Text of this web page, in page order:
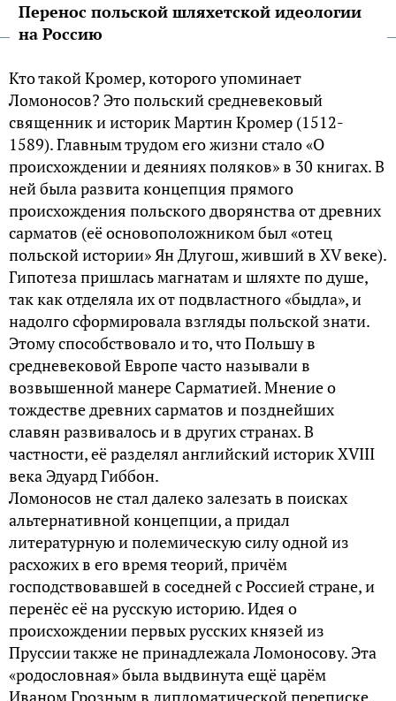
Перенос польской шляхетской идеологии
на Россию
Кто такой Кромер, которого упоминает
Ломоносов? Это польский средневековый
священник и историк Мартин Кромер (1512-
1589). Главным трудом его жизни стало «О
происхождении и деяниях поляков» в 30 книгах. В
ней была развита концепция прямого
происхождения польского дворянства от древних
сарматов (её основоположником был «отец
польской истории» Ян Длугош, живший в XV веке).
Гипотеза пришлась магнатам и шляхте по душе,
так как отделяла их от подвластного «быдла», и
надолго сформировала взгляды польской знати.
Этому способствовало и то, что Польшу в
средневековой Европе часто называли в
возвышенной манере Сарматией. Мнение о
тождестве древних сарматов и позднейших
славян развивалось и в других странах. В
частности, её разделял английский историк XVIII
века Эдуард Гиббон.
Ломоносов не стал далеко залезать в поисках
альтернативной концепции, а придал
литературную и полемическую силу одной из
расхожих в его время теорий, причём
господствовавшей в соседней с Россией стране, и
перенёс её на русскую историю. Идея о
происхождении первых русских князей из
Пруссии также не принадлежала Ломоносову. Эта
«родословная» была выдвинута ещё царём
Иваном Грозным в дипломатической переписке,